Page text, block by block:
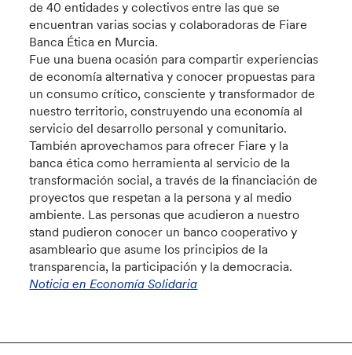
de 40 entidades y colectivos entre las que se
encuentran varias socias y colaboradoras de Fiare
Banca Ética en Murcia.
Fue una buena ocasión para compartir experiencias
de economía alternativa y conocer propuestas para
un consumo crítico, consciente y transformador de
nuestro territorio, construyendo una economía al
servicio del desarrollo personal y comunitario.
También aprovechamos para ofrecer Fiare y la
banca ética como herramienta al servicio de la
transformación social, a través de la financiación de
proyectos que respetan a la persona y al medio
ambiente. Las personas que acudieron a nuestro
stand pudieron conocer un banco cooperativo y
asambleario que asume los principios de la
transparencia, la participación y la democracia.
Noticia en Economía Solidaria